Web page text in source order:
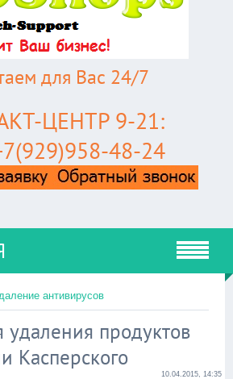
для Вас 24/7
ЦЕНТР 9-21:
48-24
антивирусов
удаления продуктов
Касперского
10.04.2015, 14:35